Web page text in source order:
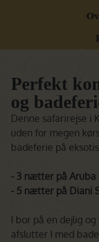
Perfekt
og
Denne safarirejse i
uden for megen
badeferie på
- 3 nætter på Aruba
- 5 nætter på Diani
I bor på en dejlig
afslutter I med